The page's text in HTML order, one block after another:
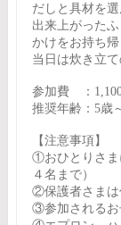
だしと具材を
出来上がった
かけをお持ち帰
当日は炊き立
参加費 ：1,100
推奨年齢：5歳
【注意事項】
①おひとりさま
４名まで）
②保護者さまは
③参加されるお